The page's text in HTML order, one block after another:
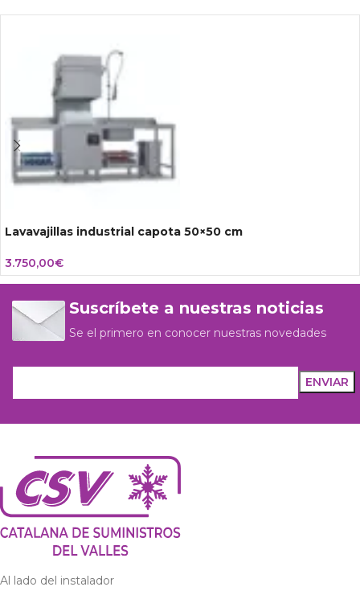
Lavavajillas industrial capota 50×50 cm
3.750,00€
Suscríbete a nuestras noticias
Se el primero en conocer nuestras novedades
Al lado del instalador